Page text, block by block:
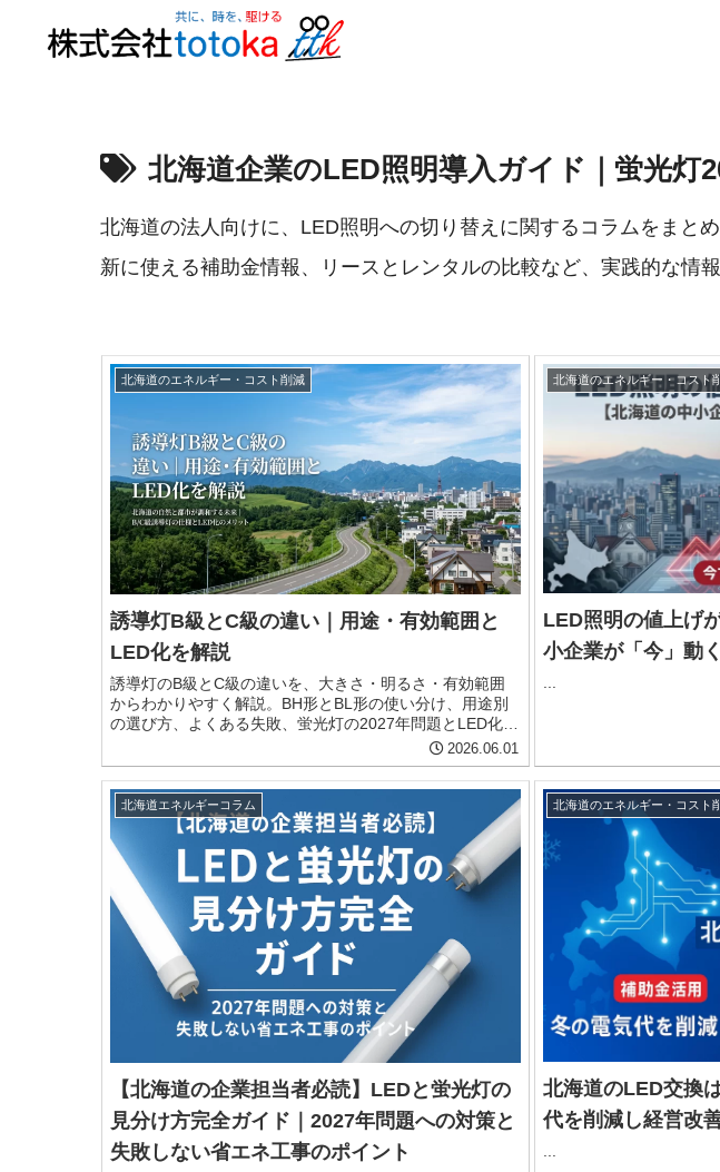
北海道企業のLED照明導入ガイド｜蛍光灯
北海道の法人向けに、LED照明への切り替えに関するコラムをまと
新に使える補助金情報、リースとレンタルの比較など、実践的な情報
北海道のエネルギー・コスト削減
誘導灯B級とC級の違い｜用途・有効範囲と
LED化を解説
誘導灯のB級とC級の違いを、大きさ・明るさ・有効範囲
からわかりやすく解説。BH形とBL形の使い分け、用途別
の選び方、よくある失敗、蛍光灯の2027年問題とLED化の
注意点まで網羅。北海道で店舗や施設を運営する事業者向
けの実務ガイドです。
2026.06.01
北海道のエネルギー・コスト
LED照明の値上げ
小企業が「今」動
北海道エネルギーコラム
【北海道の企業担当者必読】LEDと蛍光灯の
見分け方完全ガイド｜2027年問題への対策と
失敗しない省エネ工事のポイント
北海道のエネルギー・コスト
北海道のLED交換
代を削減し経営改